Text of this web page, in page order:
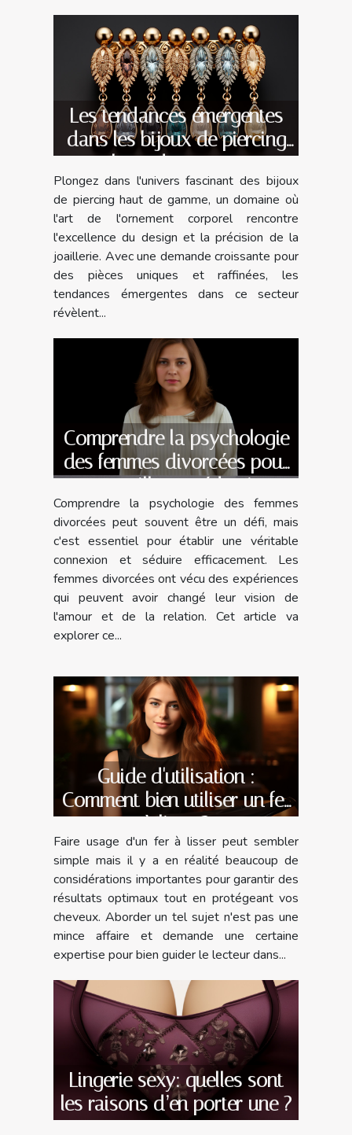
Les tendances émergentes
dans les bijoux de piercing
haut de gamme
Plongez dans l'univers fascinant des bijoux
de piercing haut de gamme, un domaine où
l'art de l'ornement corporel rencontre
l'excellence du design et la précision de la
joaillerie. Avec une demande croissante pour
des pièces uniques et raffinées, les
tendances émergentes dans ce secteur
révèlent...
Comprendre la psychologie
des femmes divorcées pour
une meilleure séduction
Comprendre la psychologie des femmes
divorcées peut souvent être un défi, mais
c'est essentiel pour établir une véritable
connexion et séduire efficacement. Les
femmes divorcées ont vécu des expériences
qui peuvent avoir changé leur vision de
l'amour et de la relation. Cet article va
explorer ce...
Guide d'utilisation :
Comment bien utiliser un fer
à lisser?
Faire usage d'un fer à lisser peut sembler
simple mais il y a en réalité beaucoup de
considérations importantes pour garantir des
résultats optimaux tout en protégeant vos
cheveux. Aborder un tel sujet n'est pas une
mince affaire et demande une certaine
expertise pour bien guider le lecteur dans...
Lingerie sexy: quelles sont
les raisons d’en porter une ?